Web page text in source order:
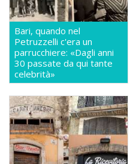
Bari, quando nel
Petruzzelli c'era un
parrucchiere: «Dagli anni
30 passate da qui tante
celebrità»